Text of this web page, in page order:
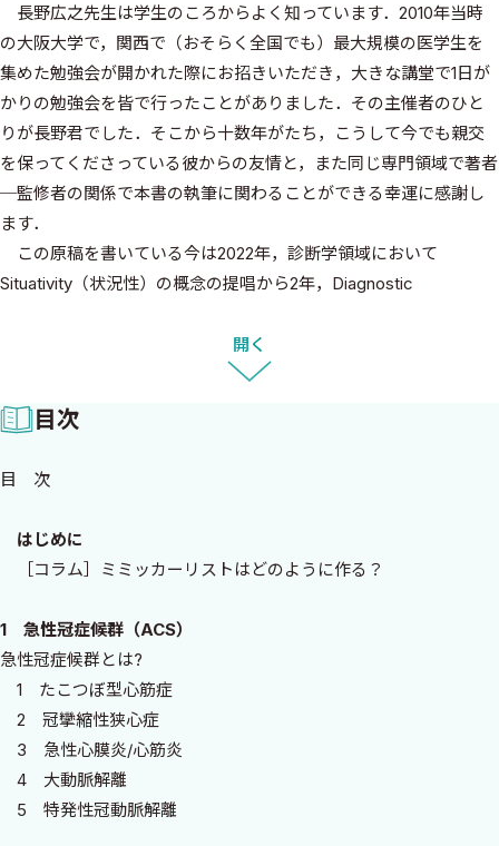
長野広之先生は学生のころからよく知っています．2010年当時
の大阪大学で，関西で（おそらく全国でも）最大規模の医学生を
集めた勉強会が開かれた際にお招きいただき，大きな講堂で1日が
かりの勉強会を皆で行ったことがありました．その主催者のひと
りが長野君でした．そこから十数年がたち，こうして今でも親交
を保ってくださっている彼からの友情と，また同じ専門領域で著者
─監修者の関係で本書の執筆に関わることができる幸運に感謝し
ます．
この原稿を書いている今は2022年，診断学領域において
Situativity（状況性）の概念の提唱から2年，Diagnostic
されて1年という，まさに診断学業界が大きく動いている時期で
す．状況性や不確実性の中において，しかしその中核に位置する診
断プロセスの要素は依然，医師の思考であることは変わらないで
しょう．
約性の高いプロセスのひとつであるPivot and Cluster Strategyを活
知診断理論としてはベイズ確率論，閾値モデル，およびメタ認知
の概念を包含したものであり，また最近は件のカーネマンの文献
か）の戦略の観点からも，このようなリストの具体的提示は臨床
的な効果が高いものと考えられます．本書ではこのような「似た
もの疾患」が旧来より慣用されるmimicker（ミミッカー）として
リストアップされています．ミミッカーをリストアップしたのち
に重要なことはそれぞれの疾患の「差分」の理解が重要で，具体
的な鑑別ポイントは何か，というillness scriptの違いを理解するこ
とが鑑別上，次の要点となります．この点についても本書は表と詳
開く
目次
目 次
はじめに
［コラム］ミミッカーリストはどのように作る？
1 急性冠症候群（ACS）
急性冠症候群とは?
1 たこつぼ型心筋症
2 冠攣縮性狭心症
3 急性心膜炎/心筋炎
4 大動脈解離
5 特発性冠動脈解離